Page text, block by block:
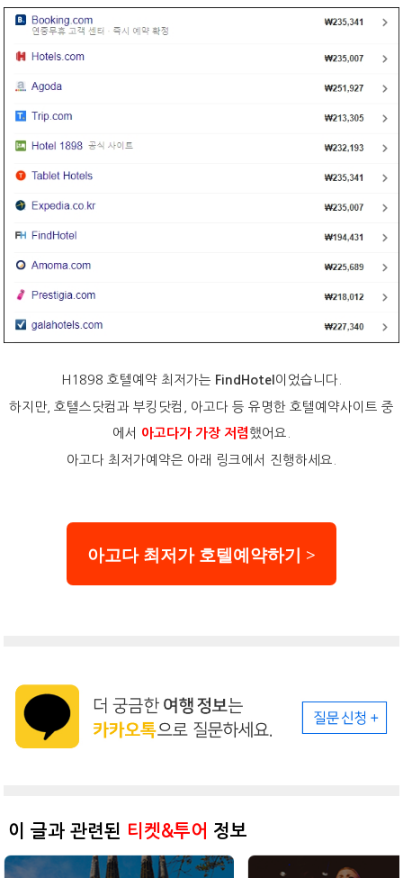
H1898 호텔예약 최저가는 FindHotel 이었습니다.
하지만, 호텔스닷컴과 부킹닷컴, 아고다 등 유명한 호텔예약사이트 중
에서
아고다가 가장 저렴 했어요.
아고다 최저가예약은 아래 링크에서 진행하세요.
아고다 최저가 호텔예약하기 >
이 글과 관련된 티켓&투어 정보